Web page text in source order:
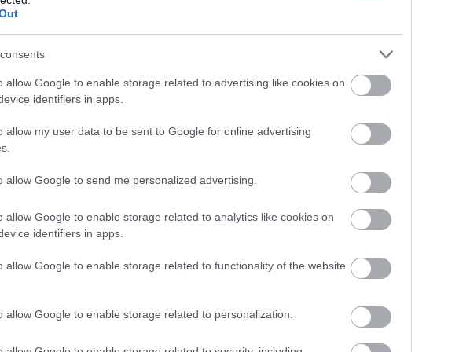
allow Google to enable storage related to advertising like cookies on
identifiers in apps.
allow my user data to be sent to Google for online advertising
allow Google to send me personalized advertising.
allow Google to enable storage related to analytics like cookies on
identifiers in apps.
allow Google to enable storage related to functionality of the website
allow Google to enable storage related to personalization.
programokkal összekötve. Az idelátogatók
a hegyaljai borászokkal, borászatokkal, boraikkal
szemek és egészséges szemek egybe
meg a rendezvény központi témájaként, így a
borokra és az azokhoz illő fogásokra épültek.
amelynek tematikája inkább a borvidéket jobban
témát boncolgató beszélgetés, majd egy adott
A program gerincét a szombati és vasárnapi
Kastélyszálló ad otthont a szombati ünnepélyes
felszolgált ebéd és borkóstoló követ. Este
a borvidék legjobb séfjei által megálmodott
boraival kényeztetik a vendégeket.
egybekötött dűlőtúrák következnek, végül pedig a
miniborfesztivál búcsúztatja a résztvevőket.
2025 október
Tovább...
Feedek
RSS 2.0
Atom
bejegyzések
Címkék
1993 ( 11)
1998 (14)
2006 (195
(378 2010
2020
( 199
117) 2024
75) 3 pont